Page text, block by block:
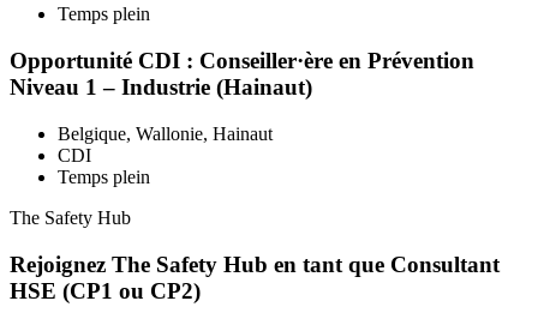
Temps plein
Opportunité CDI : Conseiller·ère en Prévention
Niveau 1 – Industrie (Hainaut)
Belgique, Wallonie, Hainaut
CDI
Temps plein
The Safety Hub
Rejoignez The Safety Hub en tant que Consultant
HSE (CP1 ou CP2)